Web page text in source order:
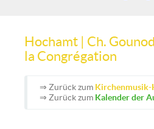
Hochamt | Ch.
la Congrégation
⇒ Zurück zum Kirchenmusik-
⇒ Zurück zum Kalender der